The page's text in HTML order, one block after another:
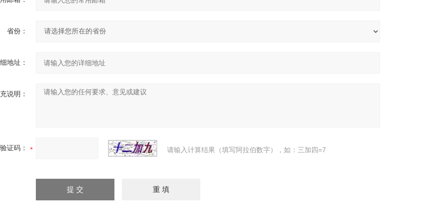
省份：
地址：
说明：
验证码： 请输入计算结果（填写阿拉伯数字），如：三加四=7